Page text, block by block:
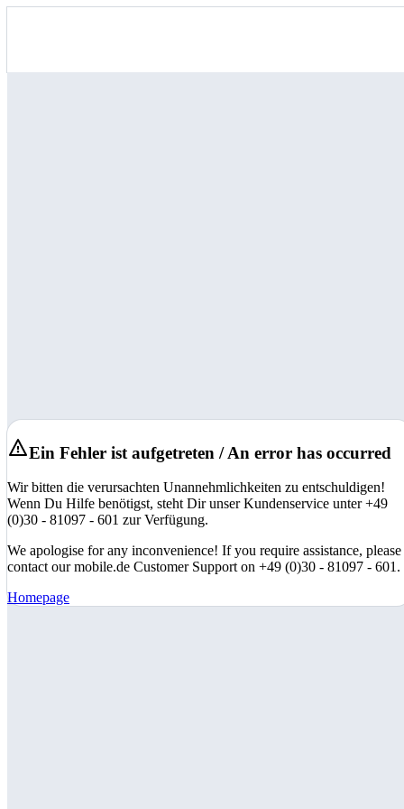
Ein Fehler ist aufgetreten / An error has occurred
Wir bitten die verursachten Unannehmlichkeiten zu entschuldigen!
Wenn Du Hilfe benötigst, steht Dir unser Kundenservice unter +49
(0)30 - 81097 - 601 zur Verfügung.
We apologise for any inconvenience! If you require assistance, please
contact our mobile.de Customer Support on +49 (0)30 - 81097 - 601.
Homepage